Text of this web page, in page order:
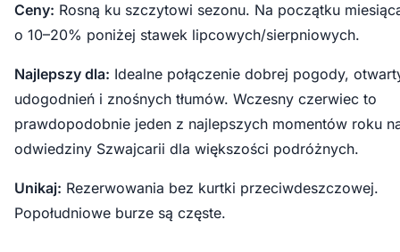
Ceny: Rosną ku szczytowi sezonu. Na początku
o 10–20% poniżej stawek lipcowych/sierpniowych.
Najlepszy dla: Idealne połączenie dobrej pogody,
udogodnień i znośnych tłumów. Wczesny czerwiec to
prawdopodobnie jeden z najlepszych momentów roku
odwiedziny Szwajcarii dla większości podróżnych.
Unikaj: Rezerwowania bez kurtki przeciwdeszczowej.
Popołudniowe burze są częste.